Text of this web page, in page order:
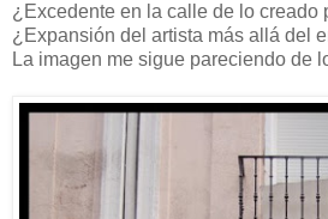
¿Excedente en la calle de lo creado
¿Expansión del artista más allá del
La imagen me sigue pareciendo de